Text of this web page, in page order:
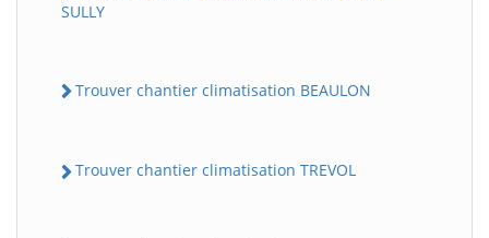
SULLY
Trouver chantier climatisation BEAULON
Trouver chantier climatisation TREVOL